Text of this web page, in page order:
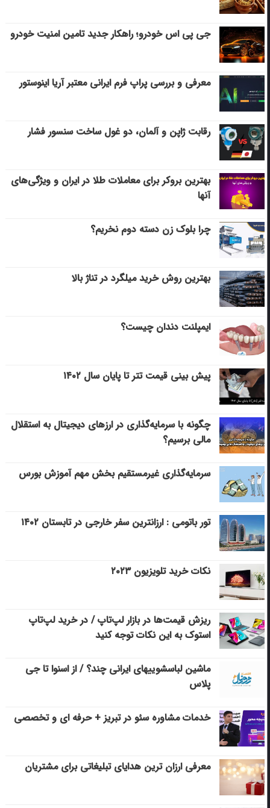
جی پی اس خودرو؛ راهکار جدید تامین امنیت خودرو
معرفی و بررسی پراپ فرم ایرانی معتبر آریا اینوستور
رقابت ژاپن و آلمان، دو غول ساخت سنسور فشار
بهترین بروکر برای معاملات طلا در ایران و ویژگی‌های
آنها
چرا بلوک زن دسته دوم نخریم؟
بهترین روش خرید میلگرد در تناژ بالا
ایمپلنت دندان چیست؟
پیش بینی قیمت تتر تا پایان سال ۱۴۰۲
چگونه با سرمایه‌گذاری در ارزهای دیجیتال به استقلال
مالی برسیم؟
سرمایه‌گذاری غیرمستقیم بخش مهم آموزش بورس
تور باتومی : ارزانترین سفر خارجی در تابستان ۱۴۰۲
نکات خرید تلویزیون ۲۰۲۳
ریزش قیمت‌ها در بازار لپ‌تاپ / در خرید لپ‌تاپ
استوک به این نکات توجه کنید
ماشین لباسشویی‎های ایرانی چند؟ / از اسنوا تا جی
پلاس
خدمات مشاوره سئو در تبریز + حرفه ای و تخصصی
معرفی ارزان ترین هدایای تبلیغاتی برای مشتریان